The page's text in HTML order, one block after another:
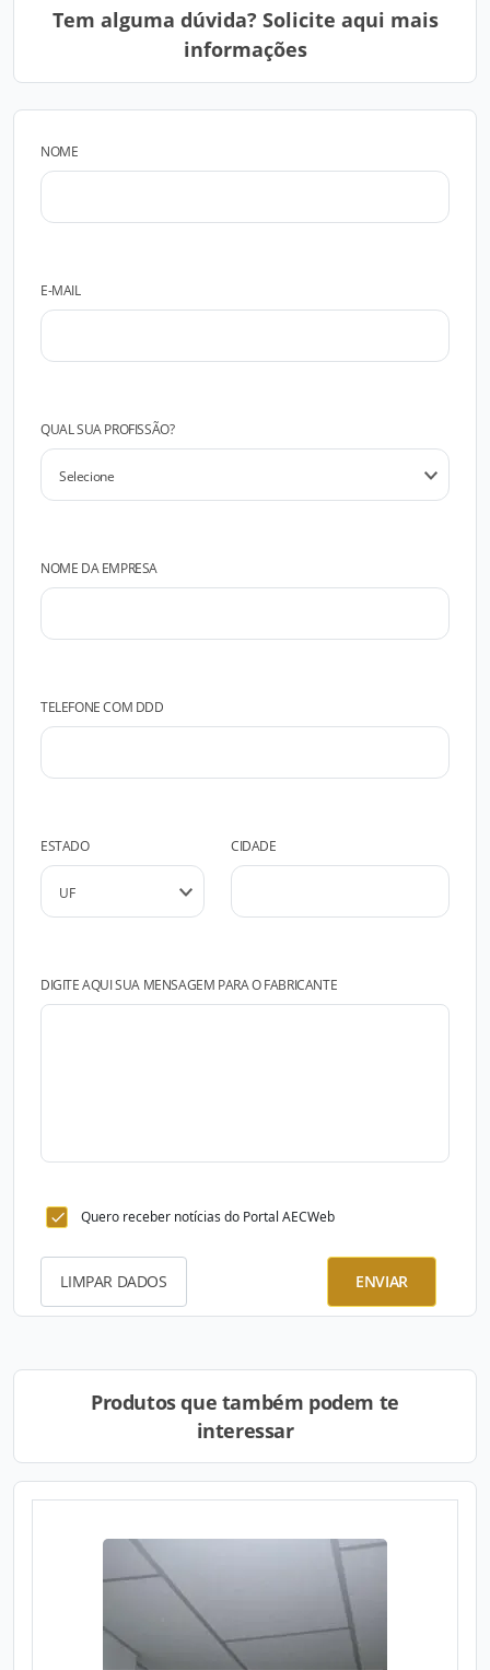
Tem alguma dúvida? Solicite aqui mais
informações
NOME
E-MAIL
QUAL SUA PROFISSÃO?
NOME DA EMPRESA
TELEFONE COM DDD
ESTADO CIDADE
DIGITE AQUI SUA MENSAGEM PARA O FABRICANTE
Quero receber notícias do Portal AECWeb
LIMPAR DADOS ENVIAR
Produtos que também podem te
interessar